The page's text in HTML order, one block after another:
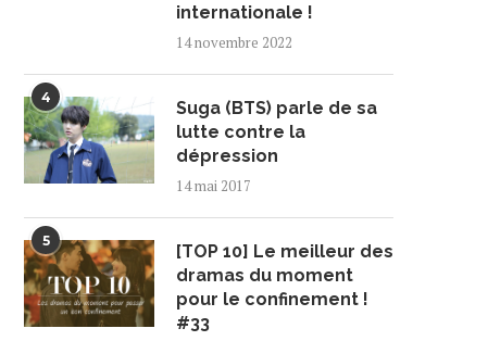
internationale !
14 novembre 2022
4
Suga (BTS) parle de sa
lutte contre la
dépression
14 mai 2017
5
[TOP 10] Le meilleur des
dramas du moment
pour le confinement !
#33